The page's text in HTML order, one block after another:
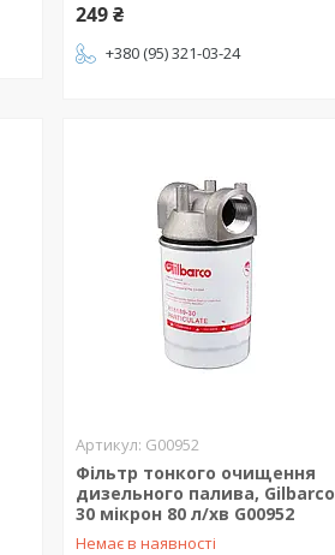
249 ₴
+380 (95) 321-03-24
G00952
Фільтр тонкого очищення
дизельного палива, Gilbarco
30 мікрон 80 л/хв G00952
Немає в наявності